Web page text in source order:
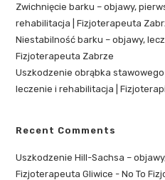
Zwichnięcie barku – objawy,
rehabilitacja | Fizjoterapeuta
Niestabilność barku – objawy,
Fizjoterapeuta Zabrze
Uszkodzenie obrąbka
leczenie i rehabilitacja |
Recent Comments
Uszkodzenie Hill-Sachsa –
Fizjoterapeuta Gliwice - No To